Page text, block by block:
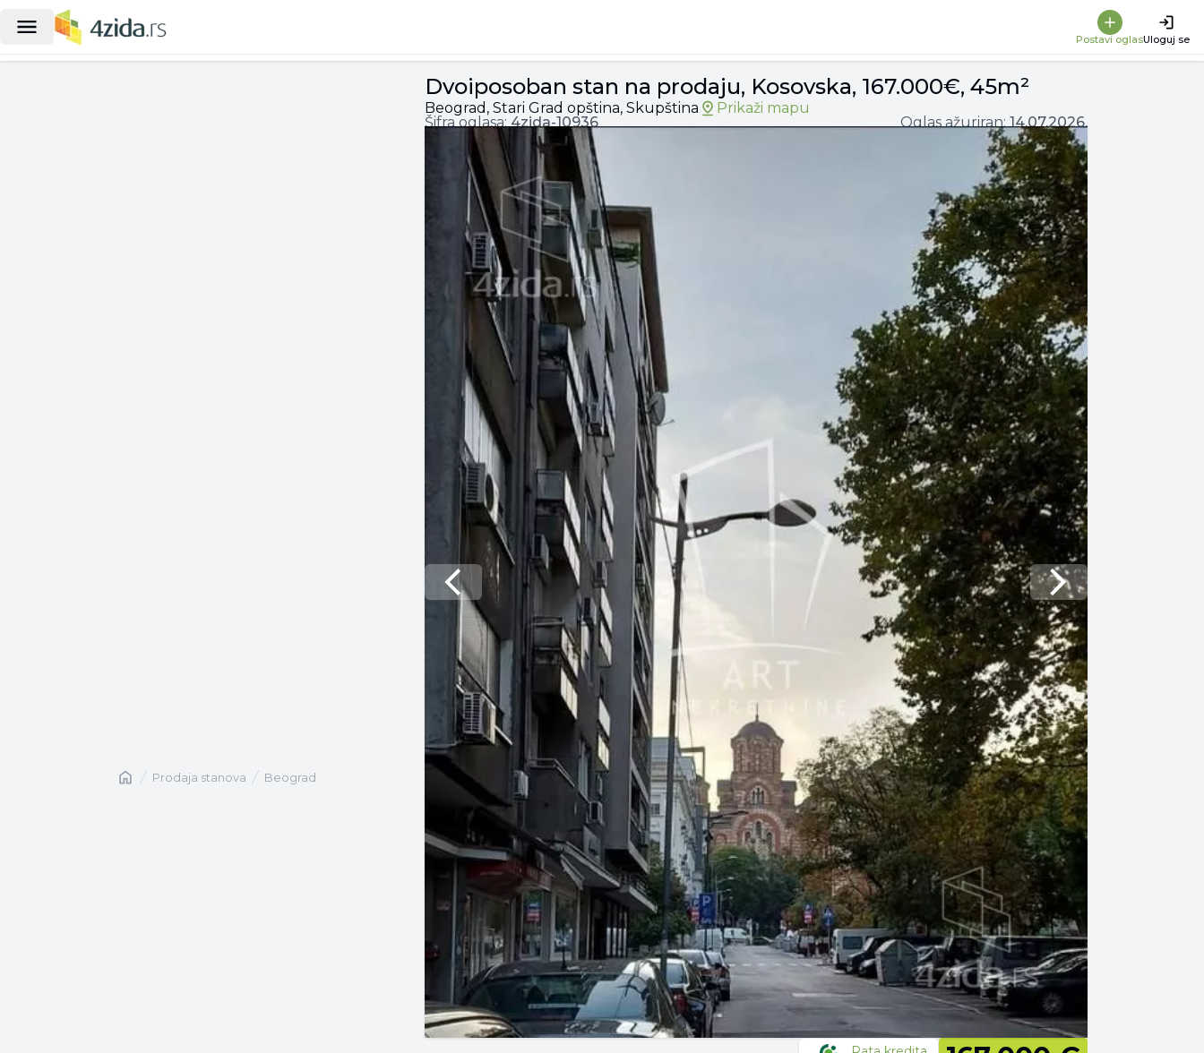
Postavi oglasUloguj se
| Dvoiposoban stan na prodaju, Kosovska, 167.000€, 45m²
Naslovnaprodaja stanova Beograd
Dvoiposoban stan na prodaju, Kosovska, 167.000€, 45m²
Beograd, Stari Grad opština, Skupština
Prikaži mapu
Šifra oglasa:4zida-10936 Oglas ažuriran: 14.07.2026.
Previous slide Next slide